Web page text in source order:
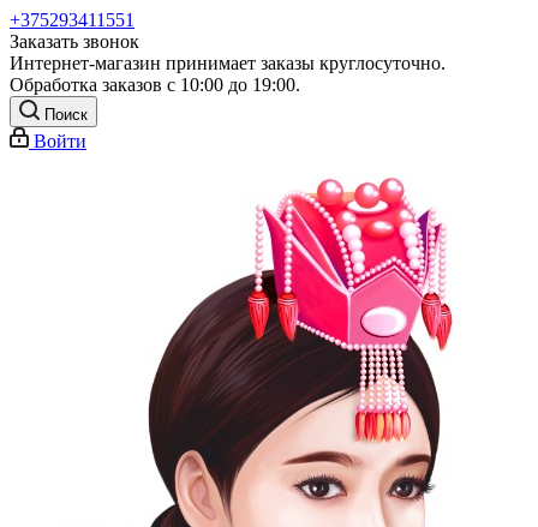
+375293411551
Заказать звонок
Интернет-магазин принимает заказы круглосуточно.
Обработка заказов с 10:00 до 19:00.
Поиск
Войти